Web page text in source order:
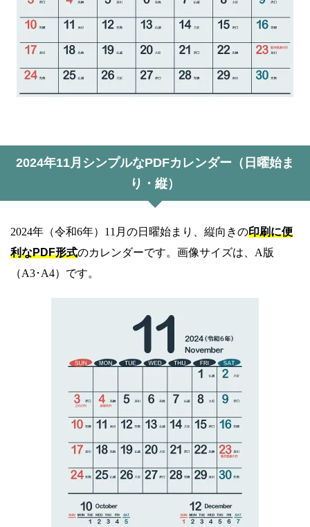
2024年11月シンプルなPDFカレンダー（日曜始ま
り・縦）
2024年（令和6年）11月の日曜始まり、縦向きの印刷に便
利なPDF形式のカレンダーです。画像サイズは、A版
（A3･A4）です。